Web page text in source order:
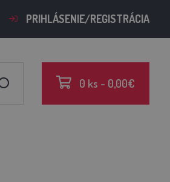
PRIHLÁSENIE/REGISTRÁCIA
0 ks - 0,00€